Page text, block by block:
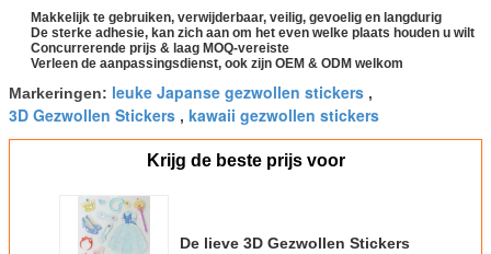
Makkelijk te gebruiken, verwijderbaar, veilig, gevoelig en langdurig
De sterke adhesie, kan zich aan om het even welke plaats houden u wilt
Concurrerende prijs & laag MOQ-vereiste
Verleen de aanpassingsdienst, ook zijn OEM & ODM welkom
Markeringen: leuke Japanse gezwollen stickers ,
3D Gezwollen Stickers , kawaii gezwollen stickers
Krijg de beste prijs voor
De lieve 3D Gezwollen Stickers